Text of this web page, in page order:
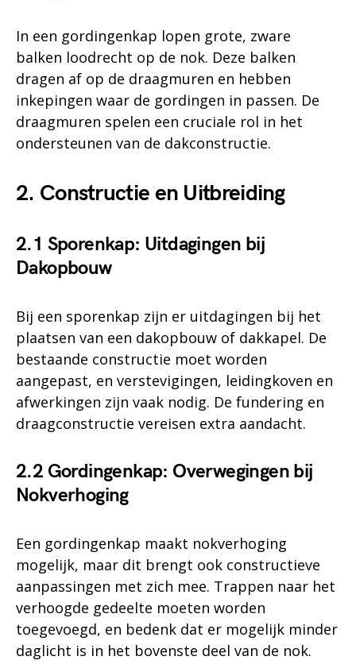
In een gordingenkap lopen grote, zware
balken loodrecht op de nok. Deze balken
dragen af op de draagmuren en hebben
inkepingen waar de gordingen in passen. De
draagmuren spelen een cruciale rol in het
ondersteunen van de dakconstructie.
2. Constructie en Uitbreiding
2.1 Sporenkap: Uitdagingen bij
Dakopbouw
Bij een sporenkap zijn er uitdagingen bij het
plaatsen van een dakopbouw of dakkapel. De
bestaande constructie moet worden
aangepast, en verstevigingen, leidingkoven en
afwerkingen zijn vaak nodig. De fundering en
draagconstructie vereisen extra aandacht.
2.2 Gordingenkap: Overwegingen bij
Nokverhoging
Een gordingenkap maakt nokverhoging
mogelijk, maar dit brengt ook constructieve
aanpassingen met zich mee. Trappen naar het
verhoogde gedeelte moeten worden
toegevoegd, en bedenk dat er mogelijk minder
daglicht is in het bovenste deel van de nok.